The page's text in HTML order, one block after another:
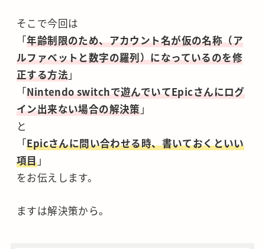
そこで今回は
「年齢制限のため、アカウント名が仮の名称（ア
ルファベットと数字の羅列）になっているのを修
正する方法」
「Nintendo switchで遊んでいてEpicさんにログ
イン出来ない場合の解決策」
と
「Epicさんに問い合わせる時、書いておくといい
項目」
をお伝えします。
ますは解決策から。